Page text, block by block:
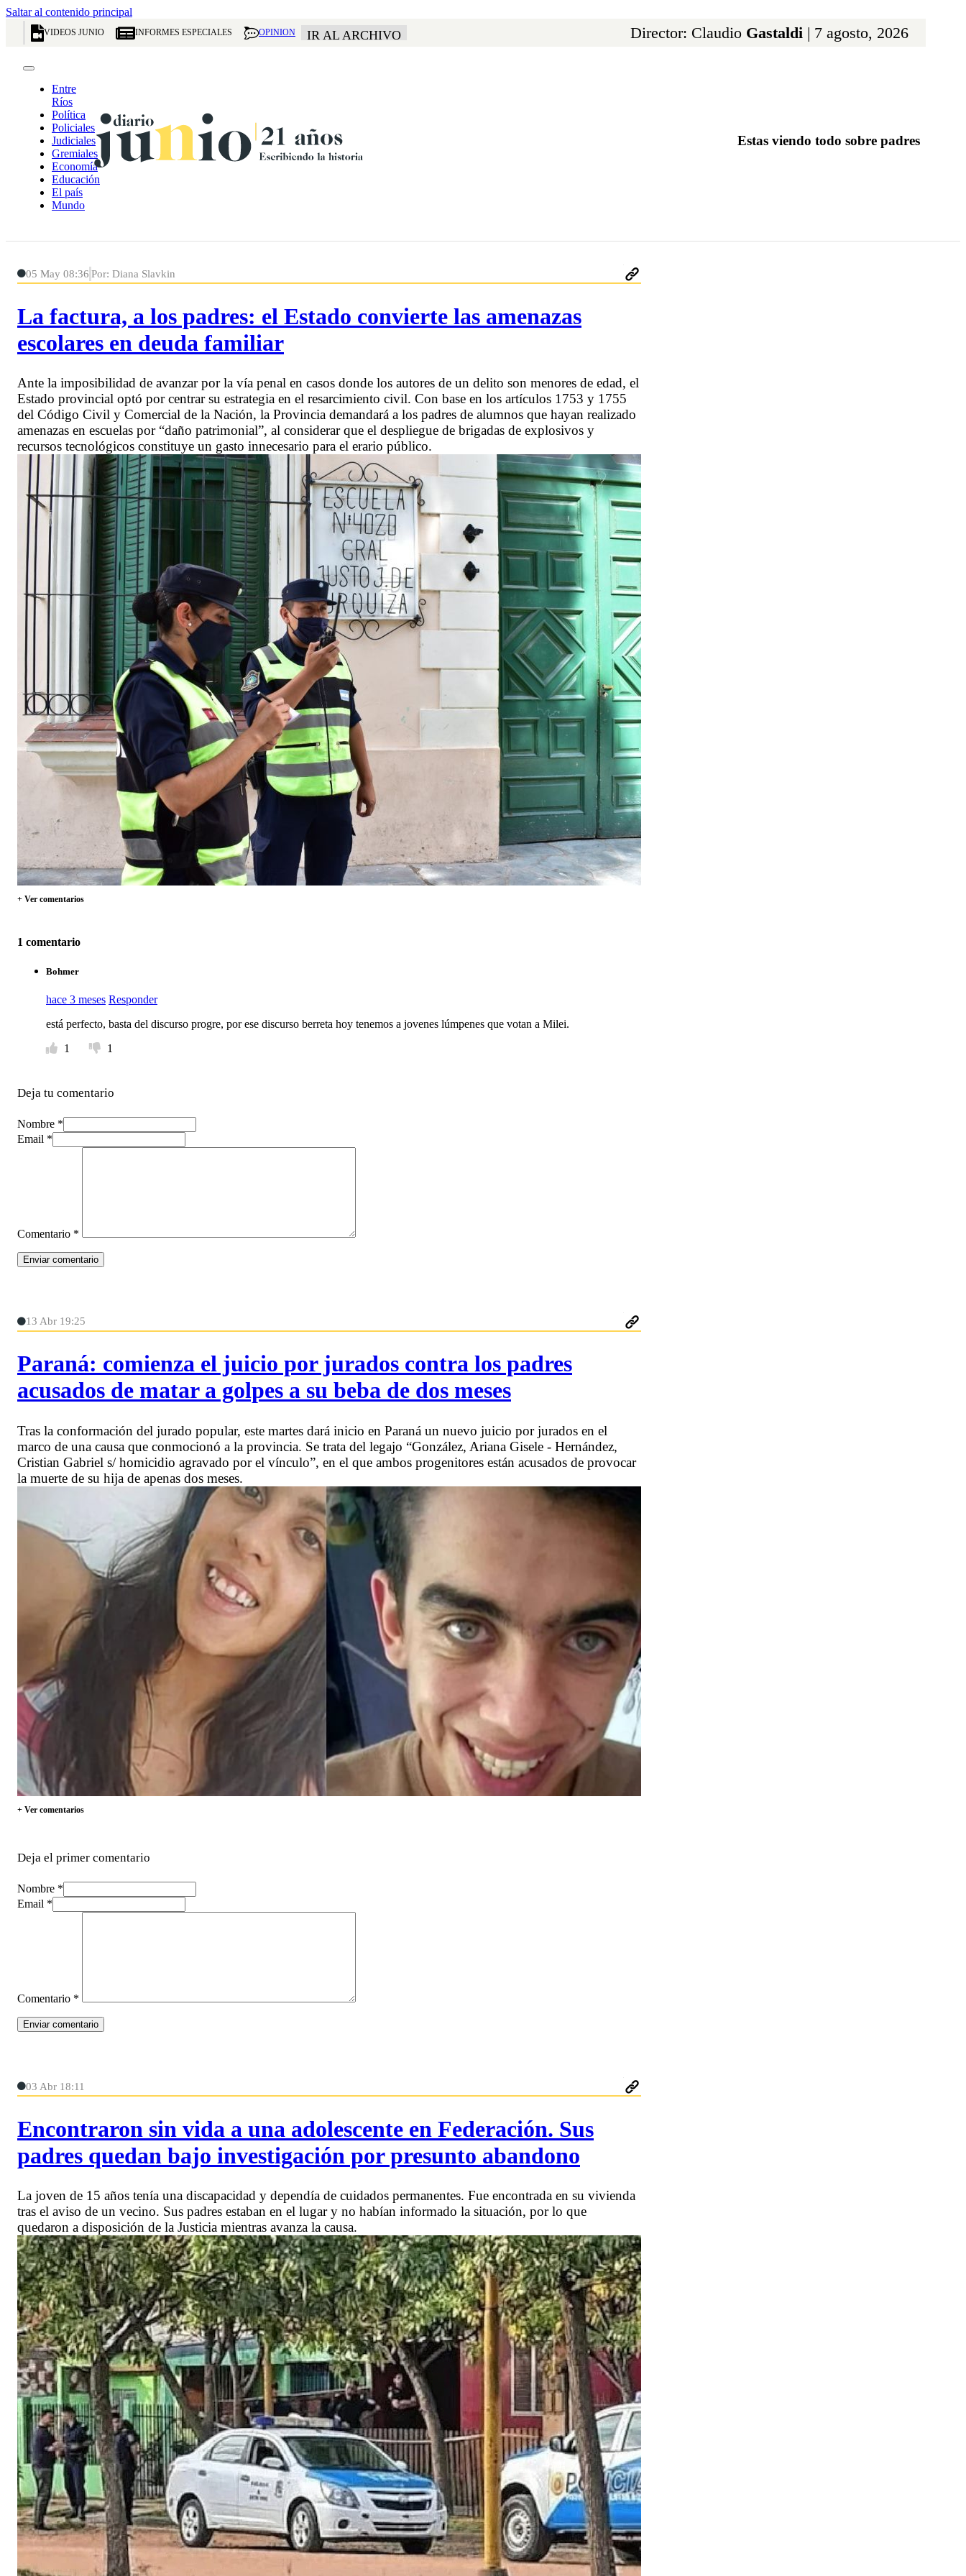
Saltar al contenido principal
VIDEOS JUNIO INFORMES ESPECIALES OPINION IR AL ARCHIVO Director: Claudio Gastaldi | 7 agosto, 2026
Entre
Ríos
Política
Policiales
Judiciales
Gremiales
Economía
Educación
El país
Mundo
Estas viendo todo sobre padres
05 May 08:36 Por: Diana Slavkin
La factura, a los padres: el Estado convierte las amenazas
escolares en deuda familiar
Ante la imposibilidad de avanzar por la vía penal en casos donde los autores de un delito son menores de edad, el
Estado provincial optó por centrar su estrategia en el resarcimiento civil. Con base en los artículos 1753 y 1755
del Código Civil y Comercial de la Nación, la Provincia demandará a los padres de alumnos que hayan realizado
amenazas en escuelas por “daño patrimonial”, al considerar que el despliegue de brigadas de explosivos y
recursos tecnológicos constituye un gasto innecesario para el erario público.
+ Ver comentarios
1 comentario
Bohmer
hace 3 meses Responder
está perfecto, basta del discurso progre, por ese discurso berreta hoy tenemos a jovenes lúmpenes que votan a Milei.
1
1
Deja tu comentario
Nombre *
Email *
Comentario *
13 Abr 19:25
Paraná: comienza el juicio por jurados contra los padres
acusados de matar a golpes a su beba de dos meses
Tras la conformación del jurado popular, este martes dará inicio en Paraná un nuevo juicio por jurados en el
marco de una causa que conmocionó a la provincia. Se trata del legajo “González, Ariana Gisele - Hernández,
Cristian Gabriel s/ homicidio agravado por el vínculo”, en el que ambos progenitores están acusados de provocar
la muerte de su hija de apenas dos meses.
+ Ver comentarios
Deja el primer comentario
Nombre *
Email *
Comentario *
03 Abr 18:11
Encontraron sin vida a una adolescente en Federación. Sus
padres quedan bajo investigación por presunto abandono
La joven de 15 años tenía una discapacidad y dependía de cuidados permanentes. Fue encontrada en su vivienda
tras el aviso de un vecino. Sus padres estaban en el lugar y no habían informado la situación, por lo que
quedaron a disposición de la Justicia mientras avanza la causa.